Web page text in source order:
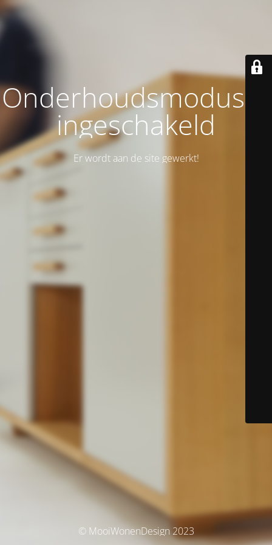
Onderhoudsmodus is
ingeschakeld
Er wordt aan de site gewerkt!
© MooiWonenDesign 2023